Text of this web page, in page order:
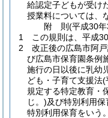
給認定子どもが受け
授業料については、
附 則(平成30
1
この規則は、平成
2
改正後の広島市阿
び広島市保育園条例
施行の日以後に乳幼
ども・子育て支援法(
規定する特定教育・
じ。)及び特別利用保
特別利用保育をいう